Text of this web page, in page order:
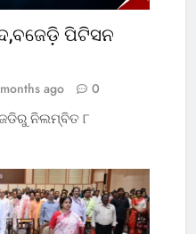
ପିଟିସନ
ago 0
ନିଲମ୍ବିତ ୮